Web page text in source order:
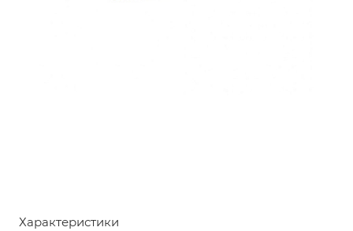
Характеристики